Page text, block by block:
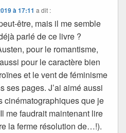
à 17:11 a dit :
être, mais il me semble
parlé de ce livre ?
pour le romantisme,
pour le caractère bien
et le vent de féminisme
ses pages. J’ai aimé aussi
cinématographiques que je
me faudrait maintenant lire
la ferme résolution de…!).